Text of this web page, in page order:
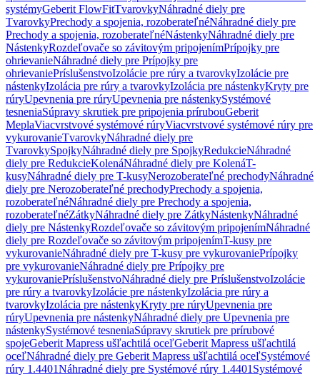
systémyGeberit FlowFitTvarovkyNáhradné diely pre
TvarovkyPrechody a spojenia, rozoberateľnéNáhradné diely pre
Prechody a spojenia, rozoberateľnéNástenkyNáhradné diely pre
NástenkyRozdeľovače so závitovým pripojenímPrípojky pre
ohrievanieNáhradné diely pre Prípojky pre
ohrievaniePríslušenstvoIzolácie pre rúry a tvarovkyIzolácie pre
nástenkyIzolácia pre rúry a tvarovkyIzolácia pre nástenkyKryty pre
rúryUpevnenia pre rúryUpevnenia pre nástenkySystémové
tesneniaSúpravy skrutiek pre pripojenia prírubouGeberit
MeplaViacvrstvové systémové rúryViacvrstvové systémové rúry pre
vykurovanieTvarovkyNáhradné diely pre
TvarovkySpojkyNáhradné diely pre SpojkyRedukcieNáhradné
diely pre RedukcieKolenáNáhradné diely pre KolenáT-
kusyNáhradné diely pre T-kusyNerozoberateľné prechodyNáhradné
diely pre Nerozoberateľné prechodyPrechody a spojenia,
rozoberateľnéNáhradné diely pre Prechody a spojenia,
rozoberateľnéZátkyNáhradné diely pre ZátkyNástenkyNáhradné
diely pre NástenkyRozdeľovače so závitovým pripojenímNáhradné
diely pre Rozdeľovače so závitovým pripojenímT-kusy pre
vykurovanieNáhradné diely pre T-kusy pre vykurovaniePrípojky
pre vykurovanieNáhradné diely pre Prípojky pre
vykurovaniePríslušenstvoNáhradné diely pre PríslušenstvoIzolácie
pre rúry a tvarovkyIzolácie pre nástenkyIzolácia pre rúry a
tvarovkyIzolácia pre nástenkyKryty pre rúryUpevnenia pre
rúryUpevnenia pre nástenkyNáhradné diely pre Upevnenia pre
nástenkySystémové tesneniaSúpravy skrutiek pre prírubové
spojeGeberit Mapress ušľachtilá oceľGeberit Mapress ušľachtilá
oceľNáhradné diely pre Geberit Mapress ušľachtilá oceľSystémové
rúry 1.4401Náhradné diely pre Systémové rúry 1.4401 Systémové